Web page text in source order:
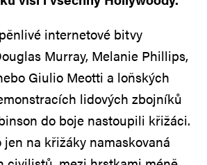
internetové bitvy
Murray, Melanie Phillips,
Giulio Meotti a loňských
lidových zbojníků
do boje nastoupili křižáci.
na křižáky namaskovaná